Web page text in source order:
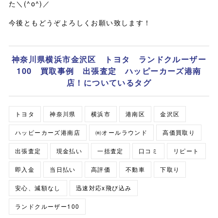
た＼(^o^)／
今後ともどうぞよろしくお願い致します！
神奈川県横浜市金沢区 トヨタ ランドクルーザー
100 買取事例 出張査定 ハッピーカーズ港南
店！についているタグ
トヨタ 神奈川県 横浜市 港南区 金沢区
ハッピーカーズ港南店 ㈲オールラウンド 高価買取り
出張査定 現金払い 一括査定 口コミ リピート
即入金 当日払い 高評価 不動車 下取り
安心、減額なし 迅速対応x飛び込み
ランドクルーザー100